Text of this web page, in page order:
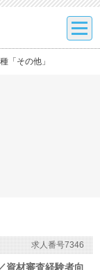
「その他」
求人番号7346
資材審査経験者向